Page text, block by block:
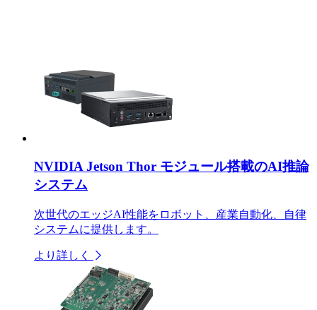
NVIDIA Jetson Thor モジュール搭載のAI推論
システム
次世代のエッジAI性能をロボット、産業自動化、自律
システムに提供します。
より詳しく